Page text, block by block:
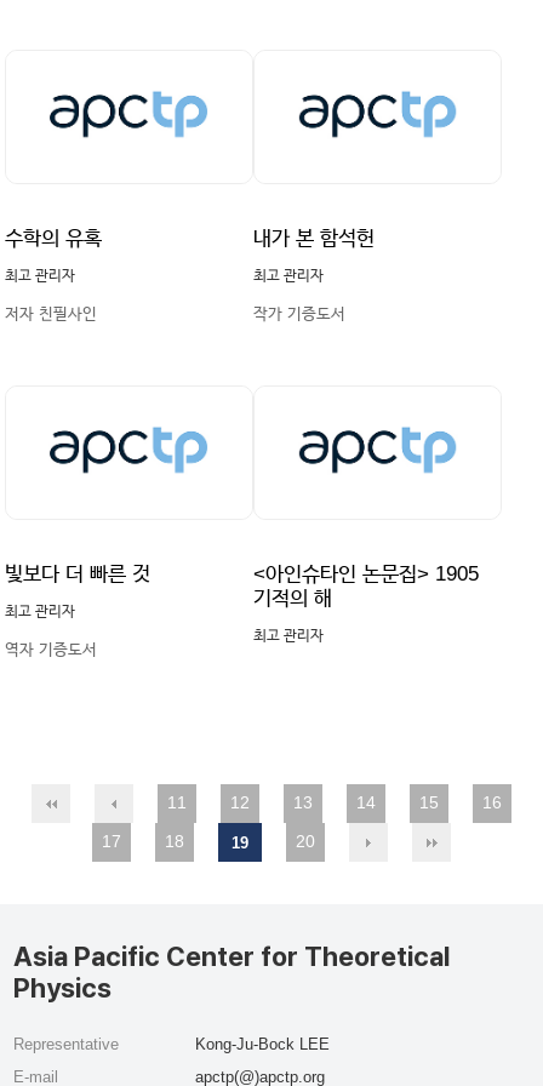
수학의 유혹
최고 관리자
저자 친필사인
내가 본 함석헌
최고 관리자
작가 기증도서
빛보다 더 빠른 것
최고 관리자
역자 기증도서
<아인슈타인 논문집> 1905
기적의 해
최고 관리자
11 12 13 14 15
16
17
18 19 20
Asia Pacific Center for Theoretical
Physics
Representative
Kong-Ju-Bock LEE
E-mail
apctp(@)apctp.org